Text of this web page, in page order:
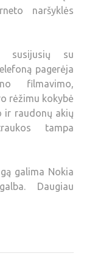
naršyklės
susijusių su
pagerėja
filmavimo,
rėžimu kokybė
ir raudonų akių
tampa
galima Nokia
Daugiau